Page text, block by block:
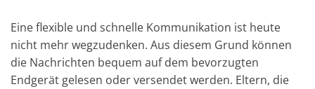
Eine flexible und schnelle Kommunikation ist heute
nicht mehr wegzudenken. Aus diesem Grund können
die Nachrichten bequem auf dem bevorzugten
Endgerät gelesen oder versendet werden. Eltern, die